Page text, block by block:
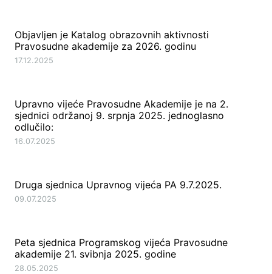
Objavljen je Katalog obrazovnih aktivnosti
Pravosudne akademije za 2026. godinu
17.12.2025
Upravno vijeće Pravosudne Akademije je na 2.
sjednici održanoj 9. srpnja 2025. jednoglasno
odlučilo:
16.07.2025
Druga sjednica Upravnog vijeća PA 9.7.2025.
09.07.2025
Peta sjednica Programskog vijeća Pravosudne
akademije 21. svibnja 2025. godine
28.05.2025